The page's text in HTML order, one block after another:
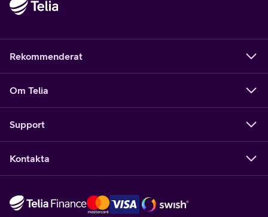
Rekommenderat
Om Telia
Support
Kontakta